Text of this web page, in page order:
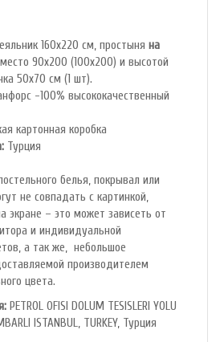
160х220 см, простыня на
90х200 (100х200) и высотой
50х70 см (1 шт).
-100% высококачественный
картонная коробка
Турция
белья, покрывал или
не совпадать с картинкой,
экране – это может зависеть от
и индивидуальной
а так же, небольшое
производителем
цвета.
PETROL OFlSl DOLUM TESISLERI YOLU
ISTANBUL, TURKEY, Турция